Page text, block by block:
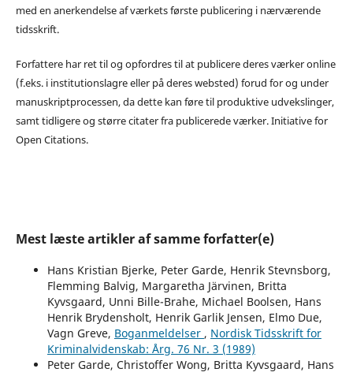
med en anerkendelse af værkets første publicering i nærværende
tidsskrift.
Forfattere har ret til og opfordres til at publicere deres værker online
(f.eks. i institutionslagre eller på deres websted) forud for og under
manuskriptprocessen, da dette kan føre til produktive udvekslinger,
samt tidligere og større citater fra publicerede værker. Initiative for
Open Citations.
Mest læste artikler af samme forfatter(e)
Hans Kristian Bjerke, Peter Garde, Henrik Stevnsborg,
Flemming Balvig, Margaretha Järvinen, Britta
Kyvsgaard, Unni Bille-Brahe, Michael Boolsen, Hans
Henrik Brydensholt, Henrik Garlik Jensen, Elmo Due,
Vagn Greve, Boganmeldelser , Nordisk Tidsskrift for
Kriminalvidenskab: Årg. 76 Nr. 3 (1989)
Peter Garde, Christoffer Wong, Britta Kyvsgaard, Hans